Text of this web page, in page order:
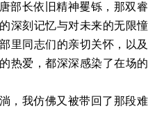
部长依旧精神矍铄，那双睿
深刻记忆与对未来的无限憧
里同志们的亲切关怀，以及
热爱，都深深感染了在场的
，我仿佛又被带回了那段难